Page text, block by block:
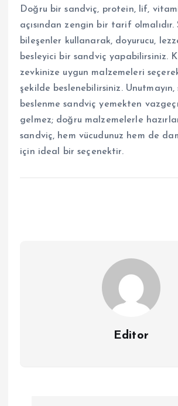
Doğru bir sandviç, protein, lif,
açısından zengin bir tarif olmalıdır.
bileşenler kullanarak, doyurucu,
besleyici bir sandviç yapabilirsiniz.
zevkinize uygun malzemeleri
şekilde beslenebilirsiniz. Unutmayın,
beslenme sandviç yemekten
gelmez; doğru malzemelerle
sandviç, hem vücudunuz hem de
için ideal bir seçenektir.
Editor